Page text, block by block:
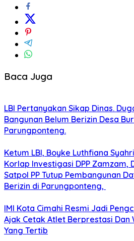
Baca Juga
LBI Pertanyakan Sikap Dinas.
Bangunan Belum Berizin Desa
Parungponteng.
Ketum LBI, Boyke Luthfiana
Korlap Investigasi DPP Zamzam,
Satpol PP Tutup Pembangunan
Berizin di Parungponteng,
IMI Kota Cimahi Resmi Jadi
Ajak Cetak Atlet Berprestasi Dan
Yang Tertib